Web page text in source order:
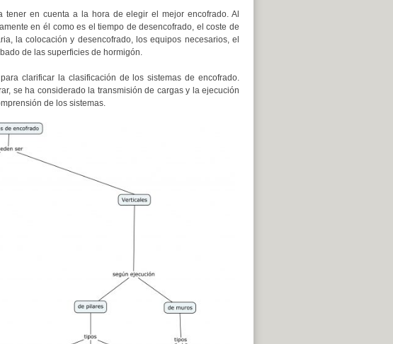
tener en cuenta a la hora de elegir el mejor encofrado. Al
en él como es el tiempo de desencofrado, el coste de
la colocación y desencofrado, los equipos necesarios, el
de las superficies de hormigón.
clarificar la clasificación de los sistemas de encofrado.
se ha considerado la transmisión de cargas y la ejecución
de los sistemas.